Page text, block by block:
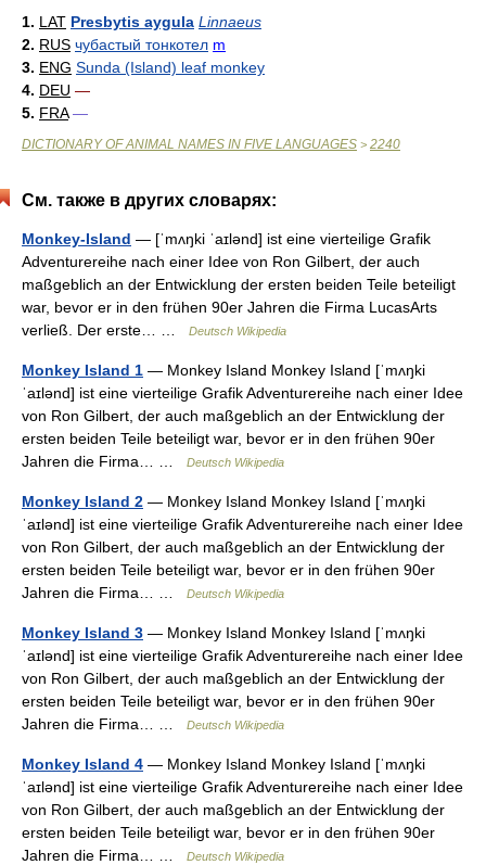
1. LAT Presbytis aygula Linnaeus
2. RUS чубастый тонкотел m
3. ENG Sunda (Island) leaf monkey
4. DEU —
5. FRA —
DICTIONARY OF ANIMAL NAMES IN FIVE LANGUAGES > 2240
См. также в других словарях:
Monkey-Island — [ˈmʌŋki ˈaɪlənd] ist eine vierteilige Grafik
Adventurereihe nach einer Idee von Ron Gilbert, der auch
maßgeblich an der Entwicklung der ersten beiden Teile beteiligt
war, bevor er in den frühen 90er Jahren die Firma LucasArts
verließ. Der erste… …
Deutsch Wikipedia
Monkey Island 1 — Monkey Island Monkey Island [ˈmʌŋki
ˈaɪlənd] ist eine vierteilige Grafik Adventurereihe nach einer Idee
von Ron Gilbert, der auch maßgeblich an der Entwicklung der
ersten beiden Teile beteiligt war, bevor er in den frühen 90er
Jahren die Firma… …
Deutsch Wikipedia
Monkey Island 2 — Monkey Island Monkey Island [ˈmʌŋki
ˈaɪlənd] ist eine vierteilige Grafik Adventurereihe nach einer Idee
von Ron Gilbert, der auch maßgeblich an der Entwicklung der
ersten beiden Teile beteiligt war, bevor er in den frühen 90er
Jahren die Firma… …
Deutsch Wikipedia
Monkey Island 3 — Monkey Island Monkey Island [ˈmʌŋki
ˈaɪlənd] ist eine vierteilige Grafik Adventurereihe nach einer Idee
von Ron Gilbert, der auch maßgeblich an der Entwicklung der
ersten beiden Teile beteiligt war, bevor er in den frühen 90er
Jahren die Firma… …
Deutsch Wikipedia
Monkey Island 4 — Monkey Island Monkey Island [ˈmʌŋki
ˈaɪlənd] ist eine vierteilige Grafik Adventurereihe nach einer Idee
von Ron Gilbert, der auch maßgeblich an der Entwicklung der
ersten beiden Teile beteiligt war, bevor er in den frühen 90er
Jahren die Firma… …
Deutsch Wikipedia